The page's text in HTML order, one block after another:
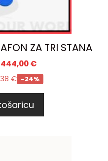
ZA TRI STANA
444,00€
€ -24%